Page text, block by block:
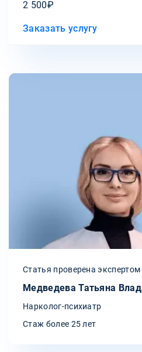
2 500₽
Заказать услугу
Статья проверена экспертом
Медведева Татьяна
Нарколог-психиатр
Стаж более 25 лет